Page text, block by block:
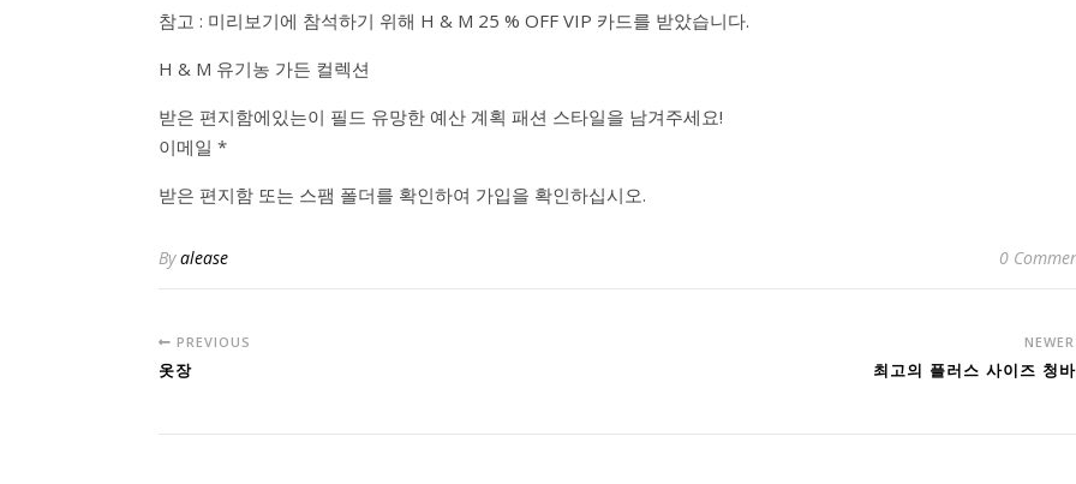
참고 : 미리보기에 참석하기 위해 H & M 25 % OFF VIP 카드를 받았습니다.
H & M 유기농 가든 컬렉션
받은 편지함에있는이 필드 유망한 예산 계획 패션 스타일을 남겨주세요!
이메일 *
받은 편지함 또는 스팸 폴더를 확인하여 가입을 확인하십시오.
Byalease 0
PREVIOUS
옷장
NEWER
최고의 플러스 사이즈 청